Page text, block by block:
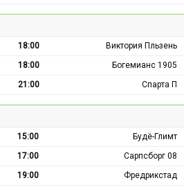
18:00
Виктория Пльзень
18:00
Богемианс 1905
21:00 Спарта П
15:00
Будё-Глимт
17:00
Сарпсборг 08
19:00 Фредрикстад